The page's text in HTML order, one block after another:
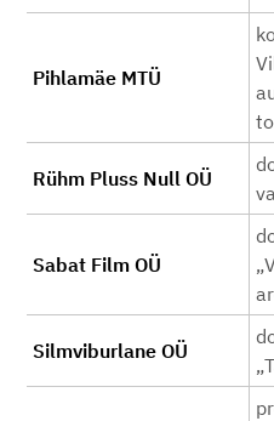
Pihlamäe MTÜ
Rühm Pluss Null OÜ
Sabat Film OÜ
Silmviburlane OÜ